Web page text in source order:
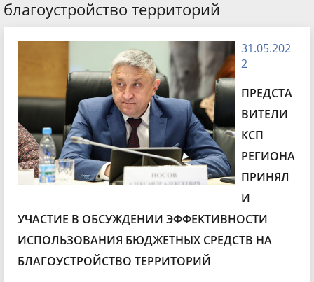
благоустройство территорий
31.05.202
2
ПРЕДСТА
ВИТЕЛИ
КСП
РЕГИОНА
ПРИНЯЛ
И
УЧАСТИЕ В ОБСУЖДЕНИИ ЭФФЕКТИВНОСТИ
ИСПОЛЬЗОВАНИЯ БЮДЖЕТНЫХ СРЕДСТВ НА
БЛАГОУСТРОЙСТВО ТЕРРИТОРИЙ